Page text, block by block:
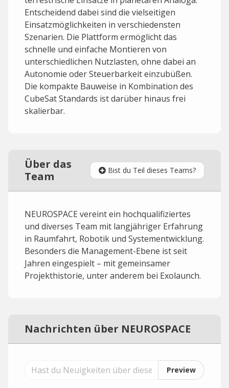
Entscheidend dabei sind die vielseitigen
Einsatzmöglichkeiten in verschiedensten
Szenarien. Die Plattform ermöglicht das
schnelle und einfache Montieren von
unterschiedlichen Nutzlasten, ohne dabei an
Autonomie oder Steuerbarkeit einzubüßen.
Die kompakte Bauweise in Kombination des
CubeSat Standards ist darüber hinaus frei
skalierbar.
Über das
Team
Bist du Teil dieses Teams?
NEUROSPACE vereint ein hochqualifiziertes
und diverses Team mit langjähriger Erfahrung
in Raumfahrt, Robotik und Systementwicklung.
Besonders die Management-Ebene ist seit
Jahren eingespielt – mit gemeinsamer
Projekthistorie, unter anderem bei Exolaunch.
Nachrichten über NEUROSPACE
Preview